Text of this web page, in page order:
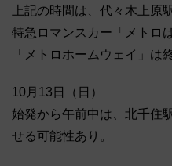
上記の時間は、代々木上原
特急ロマンスカー「メトロ
「メトロホームウェイ」は
10月13日（日）
始発から午前中は、北千住
せる可能性あり。